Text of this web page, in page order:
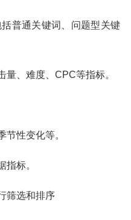
普通关键词、问题型关键
量、难度、CPC等指标。
节性变化等。
指标。
筛选和排序